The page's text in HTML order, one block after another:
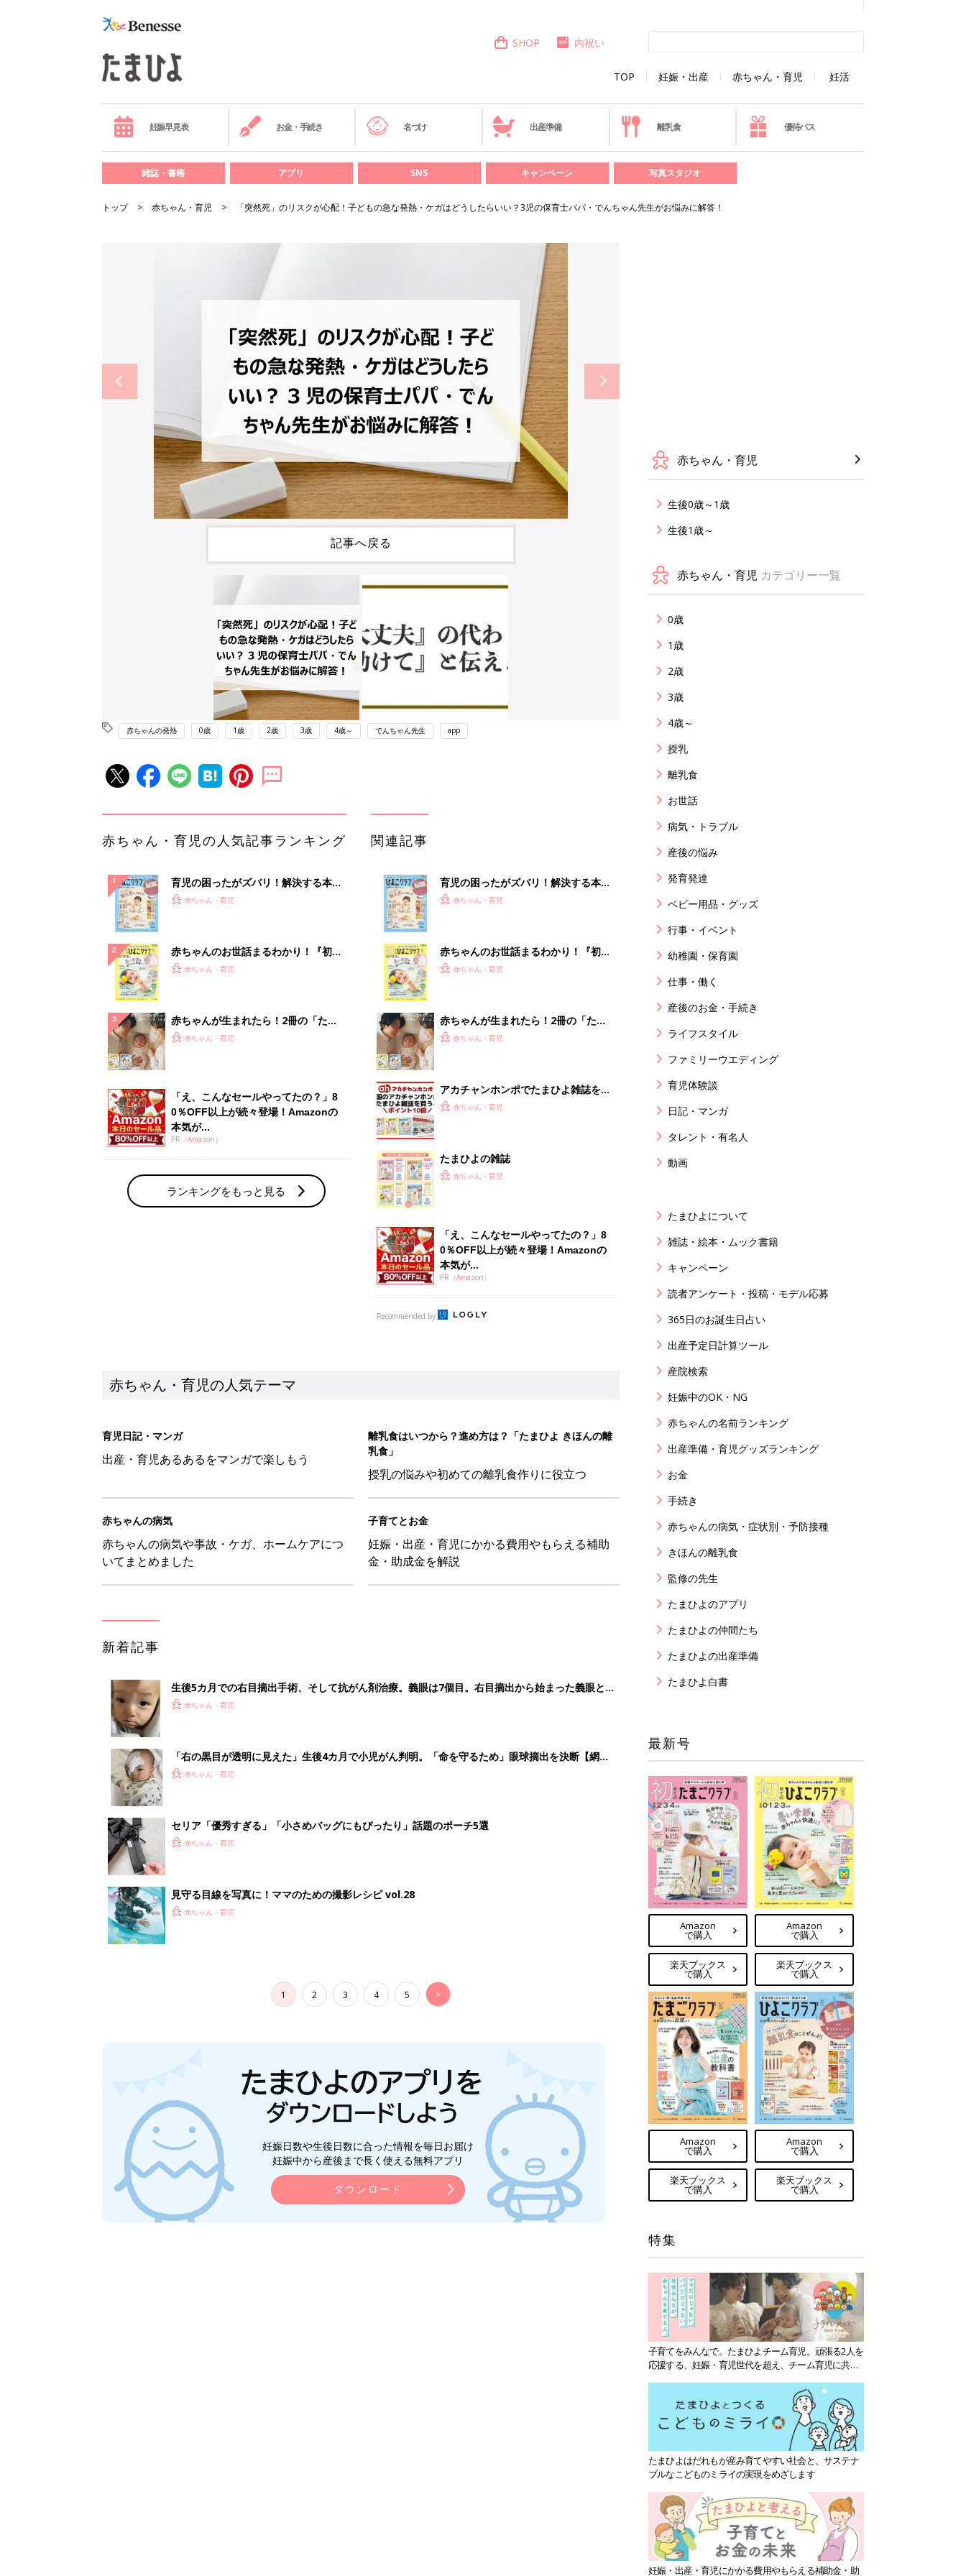
TOP 妊娠・出産 赤ちゃん・育児 妊活
SHOP 内祝い
妊娠早見表 お金・手続き 名づけ 出産準備 離乳食 優待パス
雑誌・書籍 アプリ SNS キャンペーン 写真スタジオ
トップ 赤ちゃん・育児 「突然死」のリスクが心配！子どもの急な発熱・ケガはどうしたらいい？3児の保育士パパ・でんちゃん先生がお悩みに解答！
記事へ戻る
赤ちゃんの発熱 0歳 1歳 2歳 3歳 4歳～ でんちゃん先生 app
赤ちゃん・育児の人気記事ランキング
育児の困ったがズバリ！解決する本
『ひよこクラブ 秋号』 4カ月～2才
赤ちゃん・育児
赤ちゃんのお世話まるわかり！『初め
てのひよこクラブ 夏号』〈巻頭大特
赤ちゃん・育児
赤ちゃんが生まれたら！2冊の「たま
ひよ」
赤ちゃん・育児
「え、こんなセールやってたの？」8
0％OFF以上が続々登場！Amazonの
本気が...
PR（Amazon）
ランキングをもっと見る
関連記事
育児の困ったがズバリ！解決する本
『ひよこクラブ 秋号』 4カ月～2才
赤ちゃん・育児
赤ちゃんのお世話まるわかり！『初め
てのひよこクラブ 夏号』〈巻頭大特
赤ちゃん・育児
赤ちゃんが生まれたら！2冊の「たま
ひよ」
赤ちゃん・育児
アカチャンホンポでたまひよ雑誌を買
うとポイント10倍【期間限定】
赤ちゃん・育児
たまひよの雑誌
赤ちゃん・育児
「え、こんなセールやってたの？」8
0％OFF以上が続々登場！Amazonの
本気が...
PR（Amazon）
Recommended by
赤ちゃん・育児の人気テーマ
育児日記・マンガ
出産・育児あるあるをマンガで楽しもう
離乳食はいつから？進め方は？「たまひよ きほんの離
乳食」
授乳の悩みや初めての離乳食作りに役立つ
赤ちゃんの病気
赤ちゃんの病気や事故・ケガ、ホームケアにつ
いてまとめました
子育てとお金
妊娠・出産・育児にかかる費用やもらえる補助
金・助成金を解説
新着記事
生後5カ月での右目摘出手術、そして抗がん剤治療。義眼は7個目。右目摘出から始まった義眼と
の生活【網膜芽細胞腫】
赤ちゃん・育児
「右の黒目が透明に見えた」生後4カ月で小児がん判明。「命を守るため」眼球摘出を決断【網膜
芽細胞腫】
赤ちゃん・育児
セリア「優秀すぎる」「小さめバッグにもぴったり」話題のポーチ5選
赤ちゃん・育児
見守る目線を写真に！ママのための撮影レシピ vol.28
赤ちゃん・育児
1 2 3 4 5 >
妊娠日数や生後日数に合った情報を毎日お届け
妊娠中から産後まで長く使える無料アプリ
ダウンロード
赤ちゃん・育児
生後0歳～1歳
生後1歳～
赤ちゃん・育児 カテゴリー一覧
0歳
1歳
2歳
3歳
4歳～
授乳
離乳食
お世話
病気・トラブル
産後の悩み
発育発達
ベビー用品・グッズ
行事・イベント
幼稚園・保育園
仕事・働く
産後のお金・手続き
ライフスタイル
ファミリーウエディング
育児体験談
日記・マンガ
タレント・有名人
動画
たまひよについて
雑誌・絵本・ムック書籍
キャンペーン
読者アンケート・投稿・モデル応募
365日のお誕生日占い
出産予定日計算ツール
産院検索
妊娠中のOK・NG
赤ちゃんの名前ランキング
出産準備・育児グッズランキング
お金
手続き
赤ちゃんの病気・症状別・予防接種
きほんの離乳食
監修の先生
たまひよのアプリ
たまひよの仲間たち
たまひよの出産準備
たまひよ白書
最新号
Amazon
で購入
楽天ブックス
で購入
Amazon
で購入
楽天ブックス
で購入
Amazon
で購入
楽天ブックス
で購入
Amazon
で購入
楽天ブックス
で購入
特集
子育てをみんなで。たまひよチーム育児。頑張る2人を
応援する、妊娠・育児世代を超え、チーム育児に共感
たまひよはだれもが産み育てやすい社会と、サステナ
ブルなこどものミライの実現をめざします
妊娠・出産・育児にかかる費用やもらえる補助金・助